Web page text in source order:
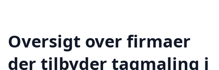
Oversigt over firmaer
der tilbyder tagmaling i